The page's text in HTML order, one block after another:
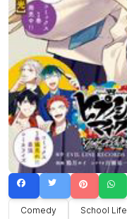
Comedy School Life